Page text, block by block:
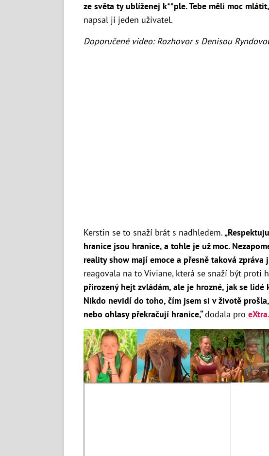
ze světa ty ublíženej k**ple. Tebe měli moc
napsal jí jeden uživatel.
Doporučené video: Rozhovor s Denisou
Kerstin se to snaží brát s nadhledem.
hranice jsou hranice, a tohle je už moc.
reality show mají emoce a přesně taková zpráva
reagovala na to Viviane, která se snaží být proti
přirozený hejt zvládám, ale je hrozné, jak se lidé
Nikdo nevidí do toho, čím jsem si v životě
nebo ohlasy překračují hranice,“dodala pro